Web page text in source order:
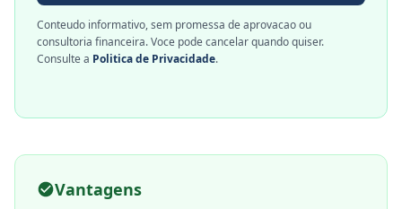
Conteudo informativo, sem promessa de aprovacao ou
consultoria financeira. Voce pode cancelar quando quiser.
Consulte a Politica de Privacidade.
Vantagens